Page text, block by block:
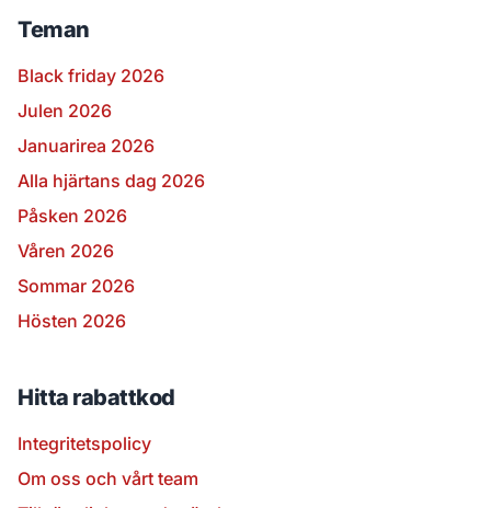
Teman
Black friday 2026
Julen 2026
Januarirea 2026
Alla hjärtans dag 2026
Påsken 2026
Våren 2026
Sommar 2026
Hösten 2026
Hitta rabattkod
Integritetspolicy
Om oss och vårt team